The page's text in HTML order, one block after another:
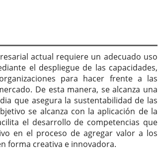
actual requiere un adecuado uso
el despliegue de las capacidades,
para hacer frente a las
De esta manera, se alcanza una
que asegura la sustentabilidad de las
se alcanza con la aplicación de la
el desarrollo de competencias que
en el proceso de agregar valor a los
forma creativa e innovadora.